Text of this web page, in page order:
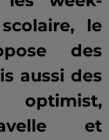
le
des
aussi des
et